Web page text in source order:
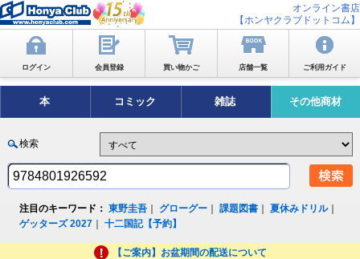
オンライン書店
【ホンヤクラブドットコム】
ログイン 会員登録 買い物かご 店舗一覧 ご利用ガイド
本 コミック 雑誌 その他商材
検索
注目のキーワード： 東野圭吾 グローグー ｜課題図書 ｜夏休みドリル｜
ゲッターズ 2027 ｜十二国記【予約】
【ご案内】お盆期間の配送について